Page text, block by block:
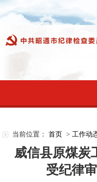
当前位置： 首页 > 工作动
威信县原煤炭
受纪律